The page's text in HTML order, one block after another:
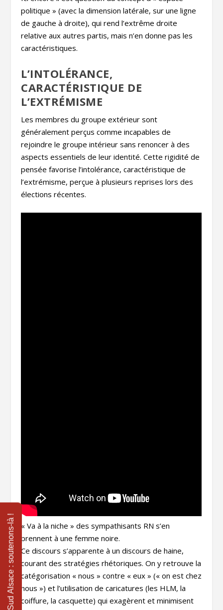
politique » (avec la dimension latérale, sur une ligne
de gauche à droite), qui rend l’extrême droite
relative aux autres partis, mais n’en donne pas les
caractéristiques.
L’INTOLÉRANCE,
CARACTÉRISTIQUE DE
L’EXTRÉMISME
Les membres du groupe extérieur sont
généralement perçus comme incapables de
rejoindre le groupe intérieur sans renoncer à des
aspects essentiels de leur identité. Cette rigidité de
pensée favorise l’intolérance, caractéristique de
l’extrémisme, perçue à plusieurs reprises lors des
élections récentes.
« Va à la niche » des sympathisants RN s’en
prennent à une femme noire.
Ce discours s’apparente à un discours de haine,
courant des stratégies rhétoriques. On y retrouve la
catégorisation « nous » contre « eux » (« on est chez
nous ») et l’utilisation de caricatures (les HLM, la
coiffure, la casquette) qui exagèrent et minimisent